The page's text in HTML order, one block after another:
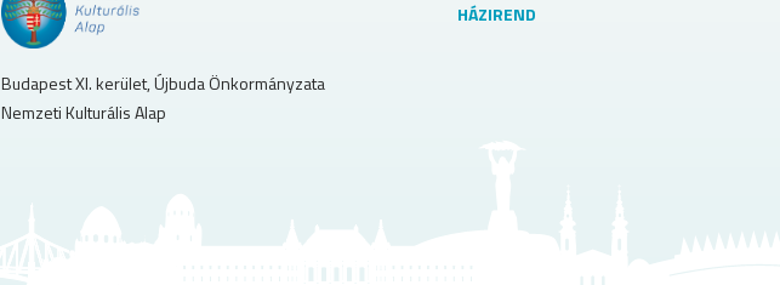
Budapest XI. kerület, Újbuda Önkormányzata
Nemzeti Kulturális Alap
HÁZIREND